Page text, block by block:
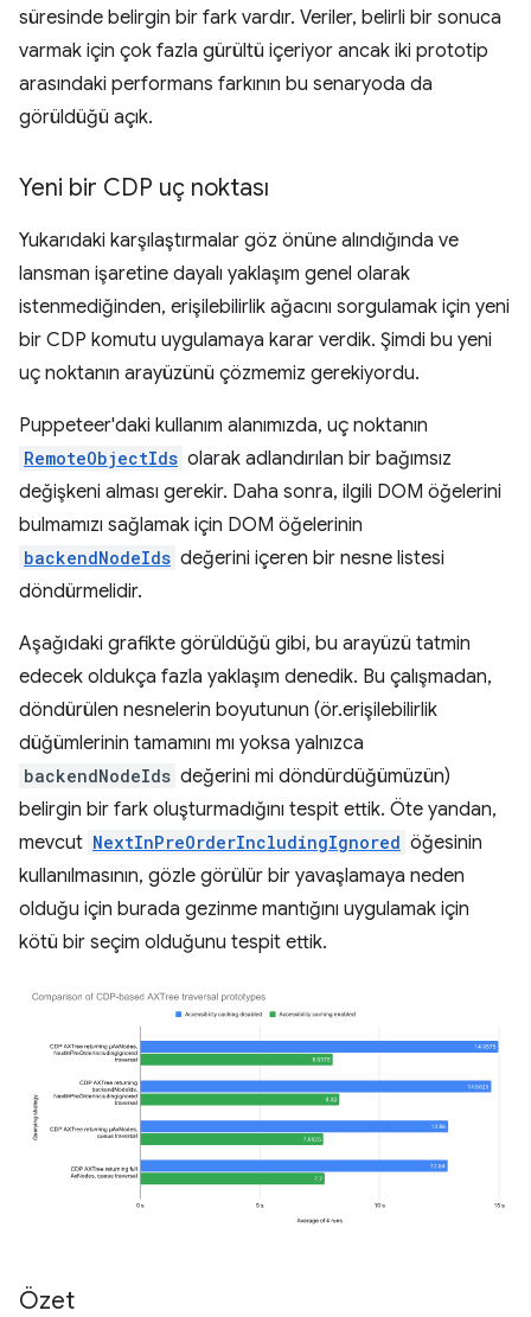
süresinde belirgin bir fark vardır. Veriler, belirli bir sonuca
varmak için çok fazla gürültü içeriyor ancak iki prototip
arasındaki performans farkının bu senaryoda da
görüldüğü açık.
Yeni bir CDP uç noktası
Yukarıdaki karşılaştırmalar göz önüne alındığında ve
lansman işaretine dayalı yaklaşım genel olarak
istenmediğinden, erişilebilirlik ağacını sorgulamak için yeni
bir CDP komutu uygulamaya karar verdik. Şimdi bu yeni
uç noktanın arayüzünü çözmemiz gerekiyordu.
Puppeteer'daki kullanım alanımızda, uç noktanın
RemoteObjectIds olarak adlandırılan bir bağımsız
değişkeni alması gerekir. Daha sonra, ilgili DOM öğelerini
bulmamızı sağlamak için DOM öğelerinin
backendNodeIds değerini içeren bir nesne listesi
döndürmelidir.
Aşağıdaki grafikte görüldüğü gibi, bu arayüzü tatmin
edecek oldukça fazla yaklaşım denedik. Bu çalışmadan,
döndürülen nesnelerin boyutunun (ör.erişilebilirlik
düğümlerinin tamamını mı yoksa yalnızca
backendNodeIds değerini mi döndürdüğümüzün)
belirgin bir fark oluşturmadığını tespit ettik. Öte yandan,
mevcut NextInPreOrderIncludingIgnored öğesinin
kullanılmasının, gözle görülür bir yavaşlamaya neden
olduğu için burada gezinme mantığını uygulamak için
kötü bir seçim olduğunu tespit ettik.
Özet